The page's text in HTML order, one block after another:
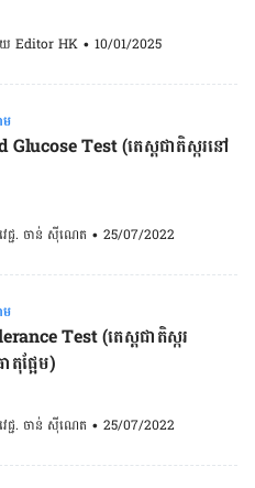
Editor HK • 10/01/2025
Test (តេស្តជាតិស្ករនៅ
វេជ្ជ. ចាន់ ស៊ីណេត • 25/07/2022
Test (តេស្តជាតិស្ករ
ផ្អែម)
វេជ្ជ. ចាន់ ស៊ីណេត • 25/07/2022